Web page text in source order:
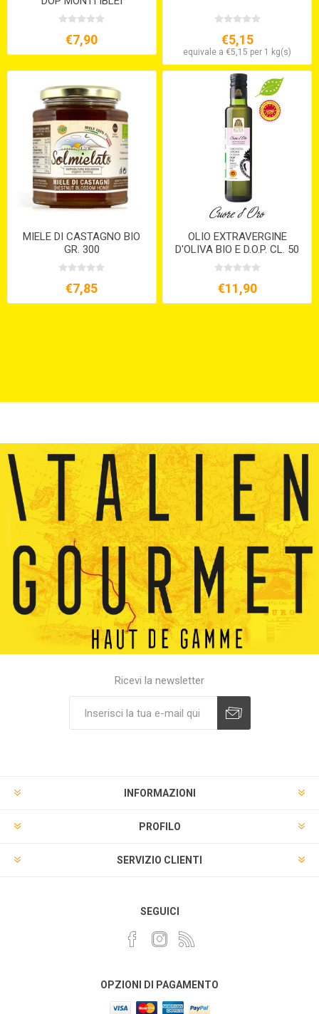
€7,90 €5,15
equivale a €5,15 per 1 kg(s)
MIELE DI CASTAGNO BIO
GR. 300
€7,85
OLIO EXTRAVERGINE
D'OLIVA BIO E D.O.P. CL. 50
€11,90
Ricevi la newsletter
INFORMAZIONI
PROFILO
SERVIZIO CLIENTI
SEGUICI
OPZIONI DI PAGAMENTO